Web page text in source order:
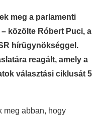
meg a parlamenti
közölte Róbert Puci, a
hírügynökséggel.
reagált, amely a
választási ciklusát 5
meg abban, hogy